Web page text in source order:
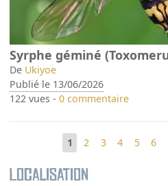
Syrphe géminé
De Ukiyoe
Publié le 13/06/2026
122 vues -0 commentaire
1 2 3 4 5 6
Localisation